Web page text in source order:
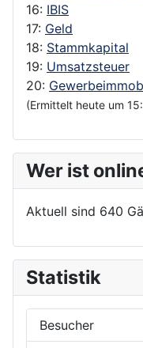
16: IBIS
17: Geld
18: Stammkapital
19: Umsatzsteuer
20:
(Ermittelt heute um
Wer ist
Aktuell sind 640
Statistik
Besucher